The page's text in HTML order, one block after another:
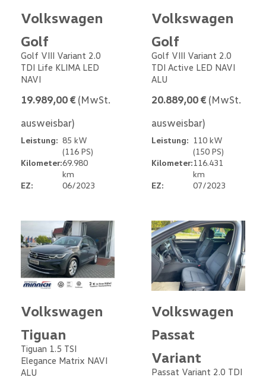
Volkswagen
Golf
Golf VIII Variant 2.0
TDI Life KLIMA LED
NAVI
19.989,00 € (MwSt.
ausweisbar)
Leistung: 85 kW
(116 PS)
Kilometer:69.980
km
EZ:
06/2023
Volkswagen
Golf
Golf VIII Variant 2.0
TDI Active LED NAVI
ALU
20.889,00 € (MwSt.
ausweisbar)
Leistung: 110 kW
(150 PS)
Kilometer:116.431
km
EZ:
07/2023
Volkswagen
Tiguan
Tiguan 1.5 TSI
Elegance Matrix NAVI
ALU
Volkswagen
Passat
Variant
Passat Variant 2.0 TDI